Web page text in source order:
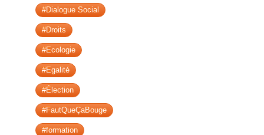
#Dialogue Social
#Droits
#Ecologie
#Egalité
#Élection
#FautQueÇaBouge
#formation